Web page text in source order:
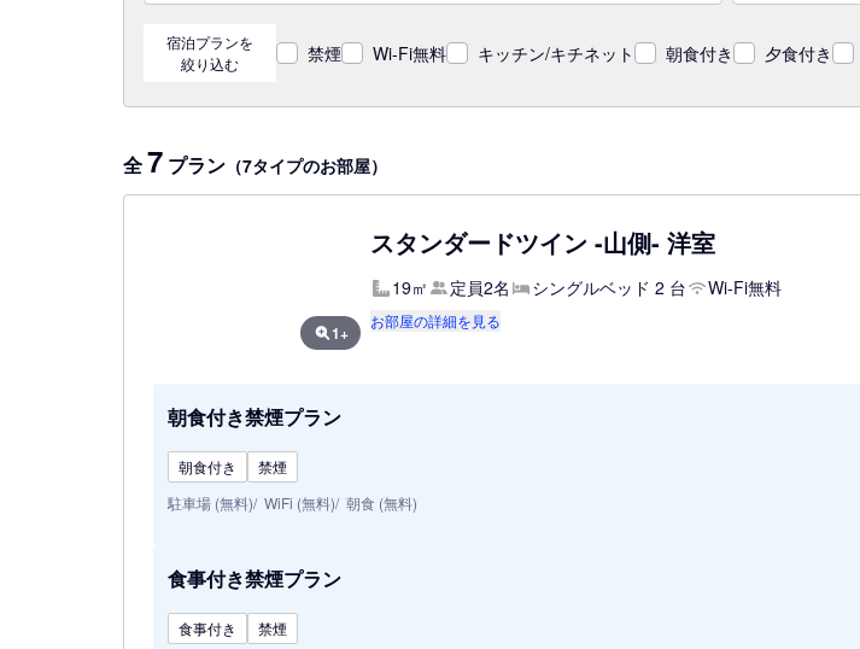
宿泊プランを
絞り込む
禁煙 Wi-Fi無料 キッチン/キチネット 朝食付き 夕食付き
全7 プラン （7タイプのお部屋）
1+
スタンダードツイン -山側- 洋室
19㎡ 定員2名 シングルベッド 2 台 Wi-Fi無料
お部屋の詳細を見る
朝食付き禁煙プラン
朝食付き
禁煙
駐車場 (無料) WiFi (無料) 朝食 (無料)
食事付き禁煙プラン
食事付き
禁煙